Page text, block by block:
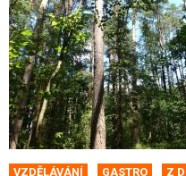
VZDĚLÁVÁNÍ GASTRO Z